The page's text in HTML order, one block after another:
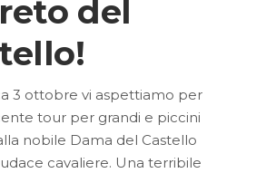
del
3 ottobre vi aspettiamo per
tour per grandi e piccini
nobile Dama del Castello
cavaliere. Una terribile